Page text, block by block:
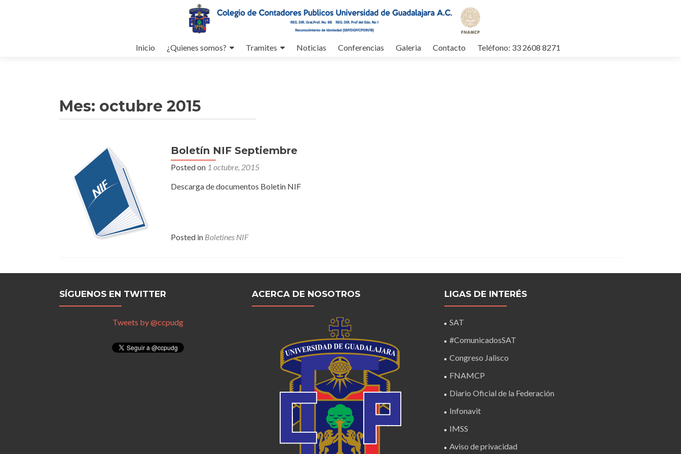
Inicio ¿Quienes somos? Tramites Noticias Conferencias Galeria Contacto Teléfono: 33 2608 8271
Mes: octubre 2015
Boletín NIF Septiembre
Posted on 1 octubre, 2015
Descarga de documentos Boletin NIF
Posted in Boletines NIF
SÍGUENOS EN TWITTER
Tweets by @ccpudg
ACERCA DE NOSOTROS LIGAS DE INTERÉS
SAT
#ComunicadosSAT
Congreso Jalisco
FNAMCP
Diario Oficial de la Federación
Infonavit
IMSS
Aviso de privacidad